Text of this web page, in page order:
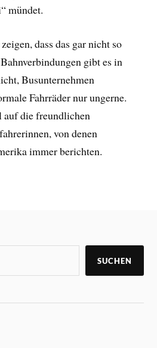
mündet.
dass das gar nicht so
gibt es in
Busunternehmen
Fahrräder nur ungerne.
die freundlichen
von denen
immer berichten.
SUCHEN